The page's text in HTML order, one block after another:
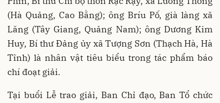
(Hà Quảng, Cao Bằng); ông Bríu Pố, già làng xã
Lăng (Tây Giang, Quảng Nam); ông Dương Kim
Huy, Bí thư Đảng ủy xã Tượng Sơn (Thạch Hà, Hà
Tĩnh) là nhân vật tiêu biểu trong tác phẩm báo
chí đoạt giải.
Tại buổi Lễ trao giải, Ban Chỉ đạo, Ban Tổ chức